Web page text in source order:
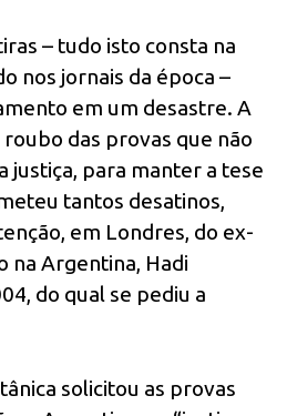
– tudo isto consta na
nos jornais da época –
em um desastre. A
das provas que não
justiça, para manter a tese
tantos desatinos,
em Londres, do ex-
na Argentina, Hadi
do qual se pediu a
solicitou as provas